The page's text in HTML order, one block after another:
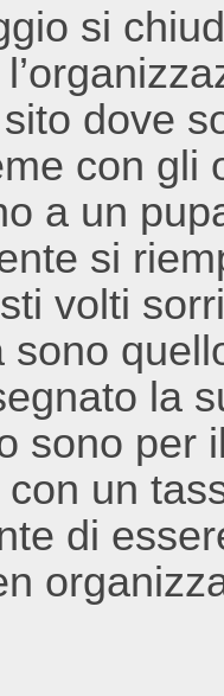
si
dove
con gli
a un
si
volti
sono
la
sono per
un
di